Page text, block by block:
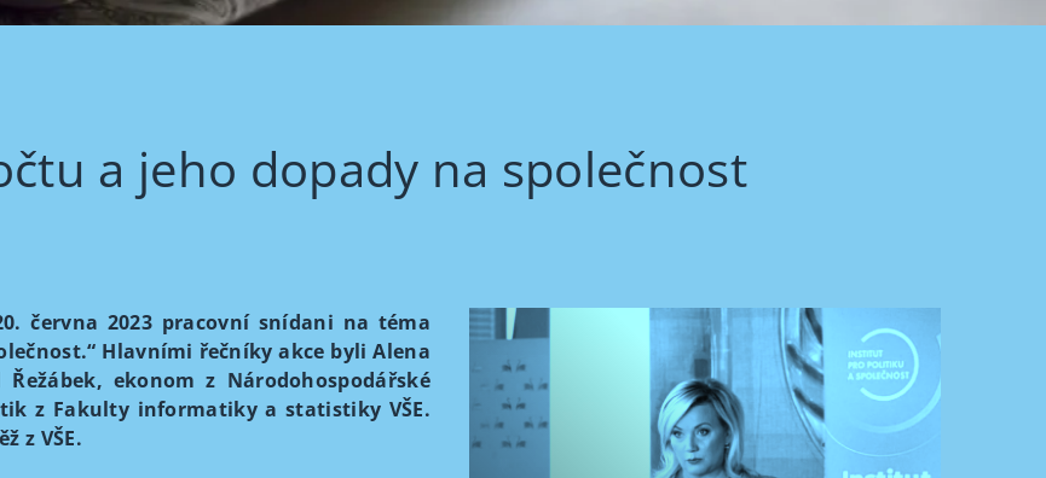
a jeho dopady na společnost
června 2023 pracovní snídani na téma
Hlavními řečníky akce byli Alena
ekonom z Národo­hospodářské
z Fakulty informatiky a statistiky VŠE.
z VŠE.